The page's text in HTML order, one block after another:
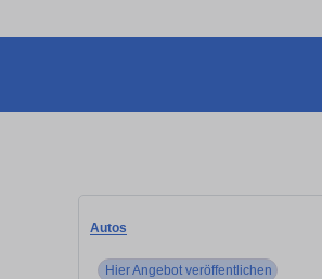
Autos
Hier Angebot veröffentlichen